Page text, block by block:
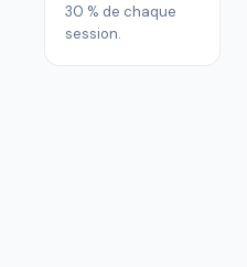
30 % de chaque
session.